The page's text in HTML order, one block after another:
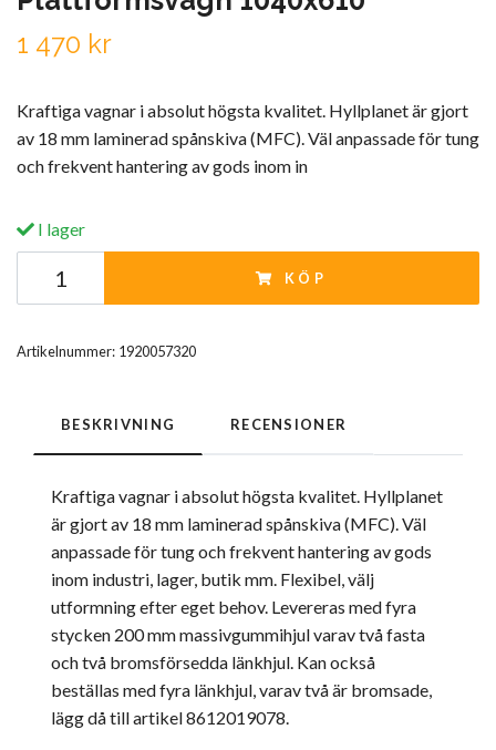
1 470 kr
Kraftiga vagnar i absolut högsta kvalitet. Hyllplanet är gjort
av 18 mm laminerad spånskiva (MFC). Väl anpassade för tung
och frekvent hantering av gods inom in
I lager
KÖP
Artikelnummer: 1920057320
BESKRIVNING RECENSIONER
Kraftiga vagnar i absolut högsta kvalitet. Hyllplanet
är gjort av 18 mm laminerad spånskiva (MFC). Väl
anpassade för tung och frekvent hantering av gods
inom industri, lager, butik mm. Flexibel, välj
utformning efter eget behov. Levereras med fyra
stycken 200 mm massivgummihjul varav två fasta
och två bromsförsedda länkhjul. Kan också
beställas med fyra länkhjul, varav två är bromsade,
lägg då till artikel 8612019078.